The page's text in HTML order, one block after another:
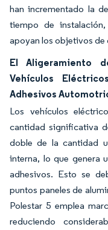
han incrementado la
tiempo de
apoyan los objetivos
El Aligeramiento
Vehículos
Adhesivos
Los vehículos
cantidad significativa
doble de la cantidad
interna, lo que genera
adhesivos. Esto se
puntos paneles de
Polestar 5 emplea
reduciendo